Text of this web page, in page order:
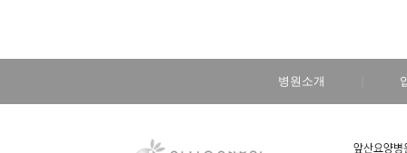
병원소개